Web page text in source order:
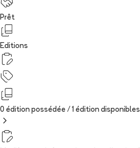
Prêt
Editions
0 édition possédée / 1 édition disponibles